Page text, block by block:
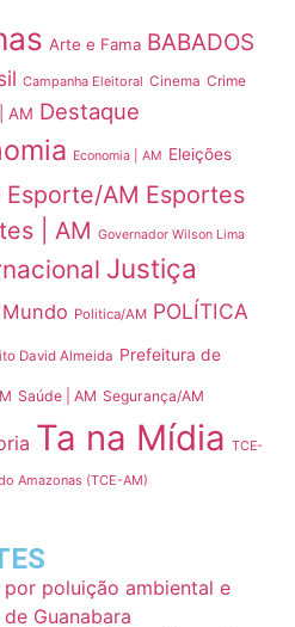
Arte e Fama BABADOS
Campanha Eleitoral Cinema Crime
AM Destaque
Economia | AM Eleições
Esporte/AM Esportes
| AM Governador Wilson Lima
Justiça
Mundo Politica/AM POLÍTICA
David Almeida Prefeitura de
Saúde | AM Segurança/AM
Ta na Mídia TCE-
Amazonas (TCE-AM)